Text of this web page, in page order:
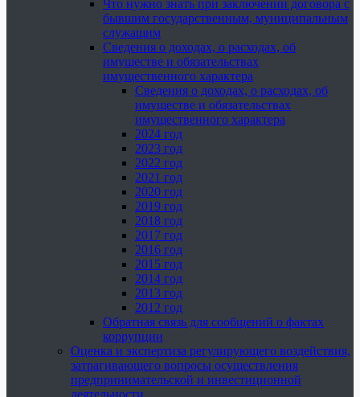
Что нужно знать при заключении договора с
бывшим государственным, муниципальным
служащим
Сведения о доходах, о расходах, об
имуществе и обязательствах
имущественного характера
Сведения о доходах, о расходах, об
имуществе и обязательствах
имущественного характера
2024 год
2023 год
2022 год
2021 год
2020 год
2019 год
2018 год
2017 год
2016 год
2015 год
2014 год
2013 год
2012 год
Обратная связь для сообщений о фактах
коррупции
Оценка и экспертиза регулирующего воздействия,
затрагивающего вопросы осуществления
предпринимательской и инвестиционной
деятельности